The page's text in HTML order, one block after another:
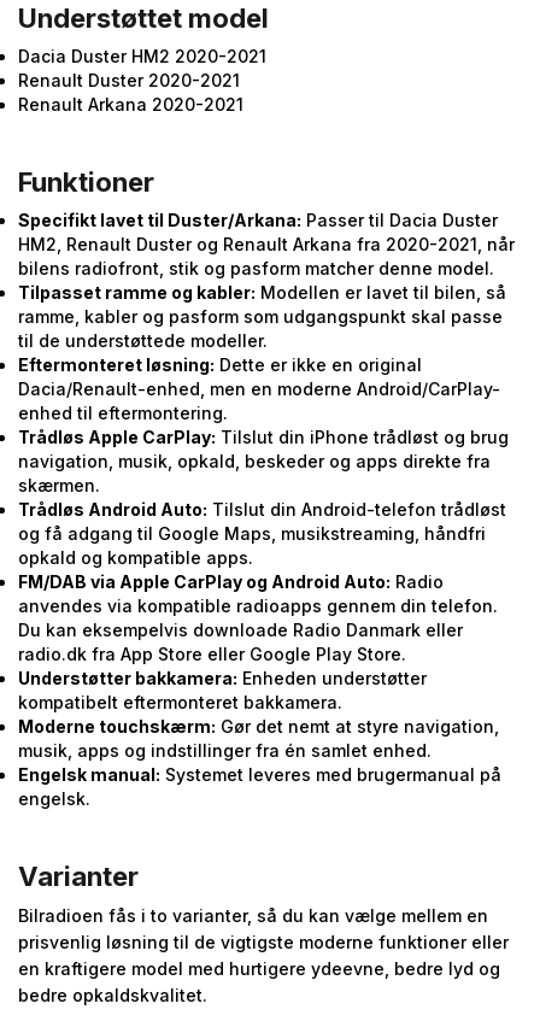
Understøttet model
Dacia Duster HM2 2020-2021
Renault Duster 2020-2021
Renault Arkana 2020-2021
Funktioner
Specifikt lavet til Duster/Arkana: Passer til Dacia Duster
HM2, Renault Duster og Renault Arkana fra 2020-2021, når
bilens radiofront, stik og pasform matcher denne model.
Tilpasset ramme og kabler: Modellen er lavet til bilen, så
ramme, kabler og pasform som udgangspunkt skal passe
til de understøttede modeller.
Eftermonteret løsning: Dette er ikke en original
Dacia/Renault-enhed, men en moderne Android/CarPlay-
enhed til eftermontering.
Trådløs Apple CarPlay: Tilslut din iPhone trådløst og brug
navigation, musik, opkald, beskeder og apps direkte fra
skærmen.
Trådløs Android Auto: Tilslut din Android-telefon trådløst
og få adgang til Google Maps, musikstreaming, håndfri
opkald og kompatible apps.
FM/DAB via Apple CarPlay og Android Auto: Radio
anvendes via kompatible radioapps gennem din telefon.
Du kan eksempelvis downloade Radio Danmark eller
radio.dk fra App Store eller Google Play Store.
Understøtter bakkamera: Enheden understøtter
kompatibelt eftermonteret bakkamera.
Moderne touchskærm: Gør det nemt at styre navigation,
musik, apps og indstillinger fra én samlet enhed.
Engelsk manual: Systemet leveres med brugermanual på
engelsk.
Varianter
Bilradioen fås i to varianter, så du kan vælge mellem en
prisvenlig løsning til de vigtigste moderne funktioner eller
en kraftigere model med hurtigere ydeevne, bedre lyd og
bedre opkaldskvalitet.